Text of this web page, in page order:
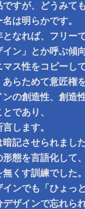
すが、どうみて
は明らかです。
なれば、フリー
ン」とか呼ぶ傾
ス性をコピーし
らためて意匠権
の創造性、創造
であり、
します。
記させられまし
態を言語化して
くす訓練でした
ンでも「ひょっ
ザインで忘れら